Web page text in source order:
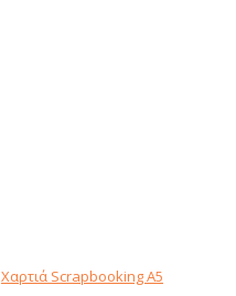
Χαρτιά Scrapbooking A5